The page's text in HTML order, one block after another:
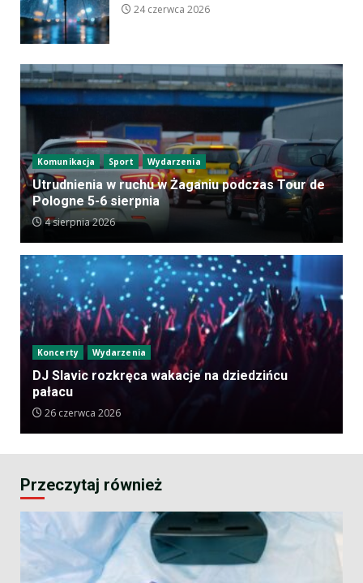
24 czerwca 2026
Komunikacja Sport Wydarzenia
Utrudnienia w ruchu w Żaganiu podczas Tour de
Pologne 5-6 sierpnia
4 sierpnia 2026
Koncerty Wydarzenia
DJ Slavic rozkręca wakacje na dziedzińcu
pałacu
26 czerwca 2026
Przeczytaj również